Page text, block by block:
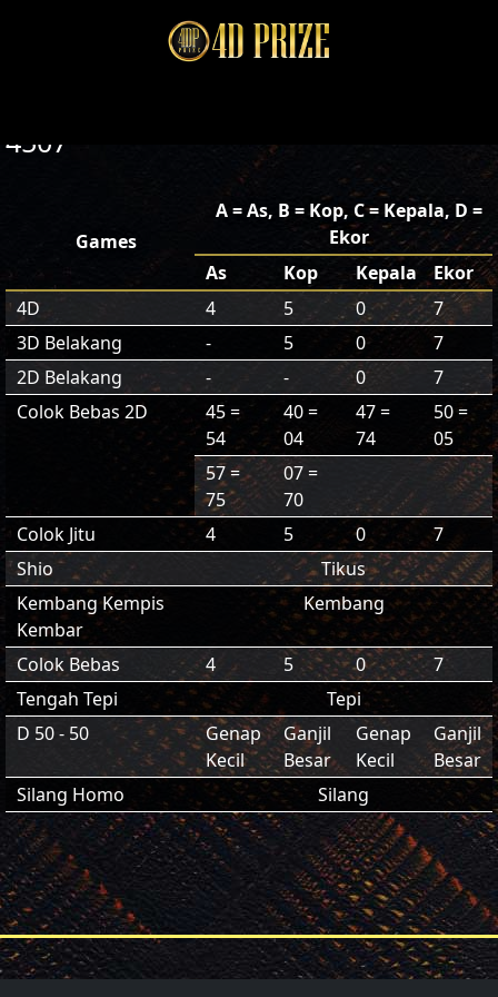
4507
Games
A = As, B = Kop, C = Kepala, D =
Ekor
As
Kop Kepala
Ekor
4D
4 5 0
7
3D Belakang
- 5 0
7
2D Belakang
- - 0
7
Colok Bebas 2D
45 =
54
40 =
04
47 =
74
50 =
05
57 =
75
07 =
70
Colok Jitu
4 5 0
7
Shio
Tikus
Kembang Kempis
Kembar
Kembang
Colok Bebas 4 5 0
7
Tengah Tepi
Tepi
D 50 - 50
Genap
Kecil
Ganjil
Besar
Genap
Kecil
Ganjil
Besar
Silang Homo
Silang